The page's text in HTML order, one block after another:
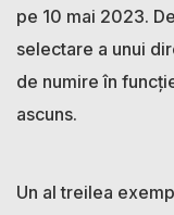
pe 10 mai 2023.
selectare a unui
de numire în
ascuns.
Un al treilea